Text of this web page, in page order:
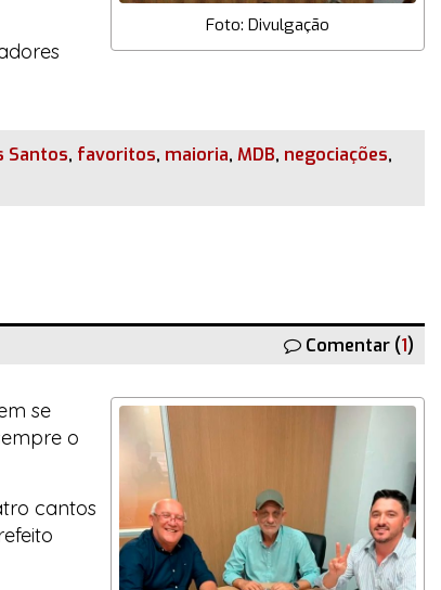
Foto: Divulgação
Santos, favoritos, maioria, MDB, negociações,
Comentar (1)
se
o
cantos